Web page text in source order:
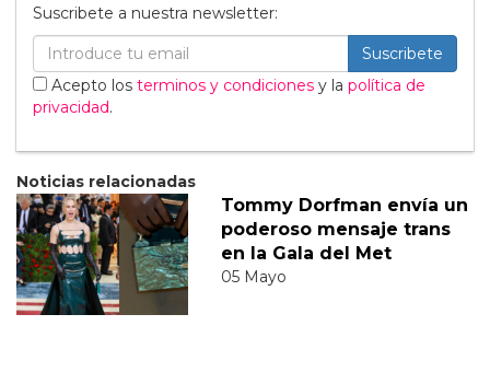
Suscribete a nuestra newsletter:
Suscribete
Acepto los terminos y condiciones y la política de
privacidad.
Noticias relacionadas
Tommy Dorfman envía un
poderoso mensaje trans
en la Gala del Met
05 Mayo